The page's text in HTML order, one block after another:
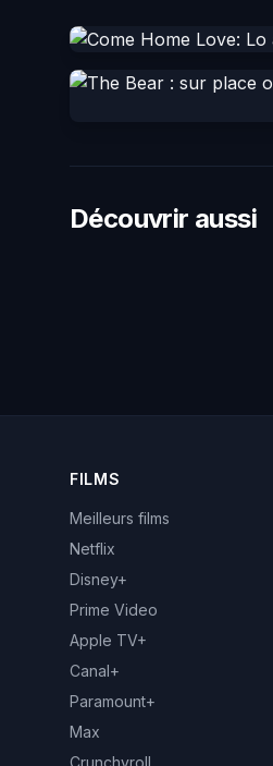
Découvrir aussi
FILMS
Meilleurs films
Netflix
Disney+
Prime Video
Apple TV+
Canal+
Paramount+
Max